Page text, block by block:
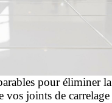
pour éliminer la
vos joints de carrelage